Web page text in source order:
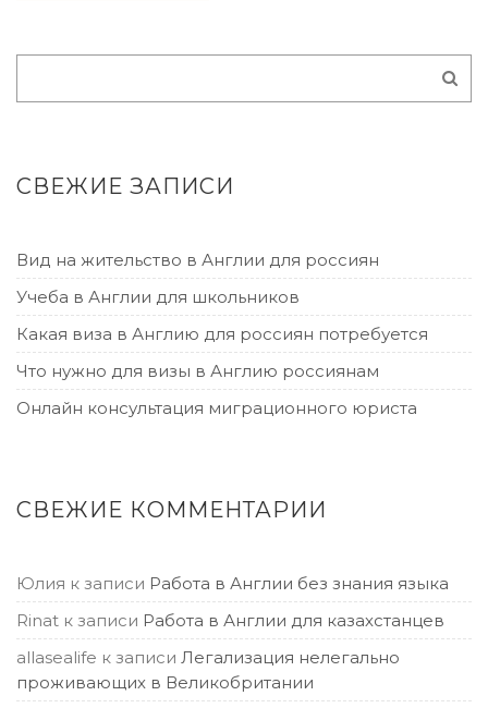
СВЕЖИЕ ЗАПИСИ
Вид на жительство в Англии для россиян
Учеба в Англии для школьников
Какая виза в Англию для россиян потребуется
Что нужно для визы в Англию россиянам
Онлайн консультация миграционного юриста
СВЕЖИЕ КОММЕНТАРИИ
Юлия к записи Работа в Англии без знания языка
Rinat к записи Работа в Англии для казахстанцев
allasealife к записи Легализация нелегально
проживающих в Великобритании